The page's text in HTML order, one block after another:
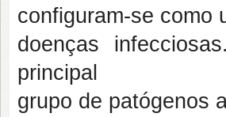
configuram-se como
doenças
principal
grupo de patógenos